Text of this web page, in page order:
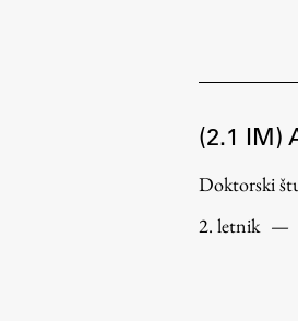
(2.1 IM)
Doktorski
2. letnik —